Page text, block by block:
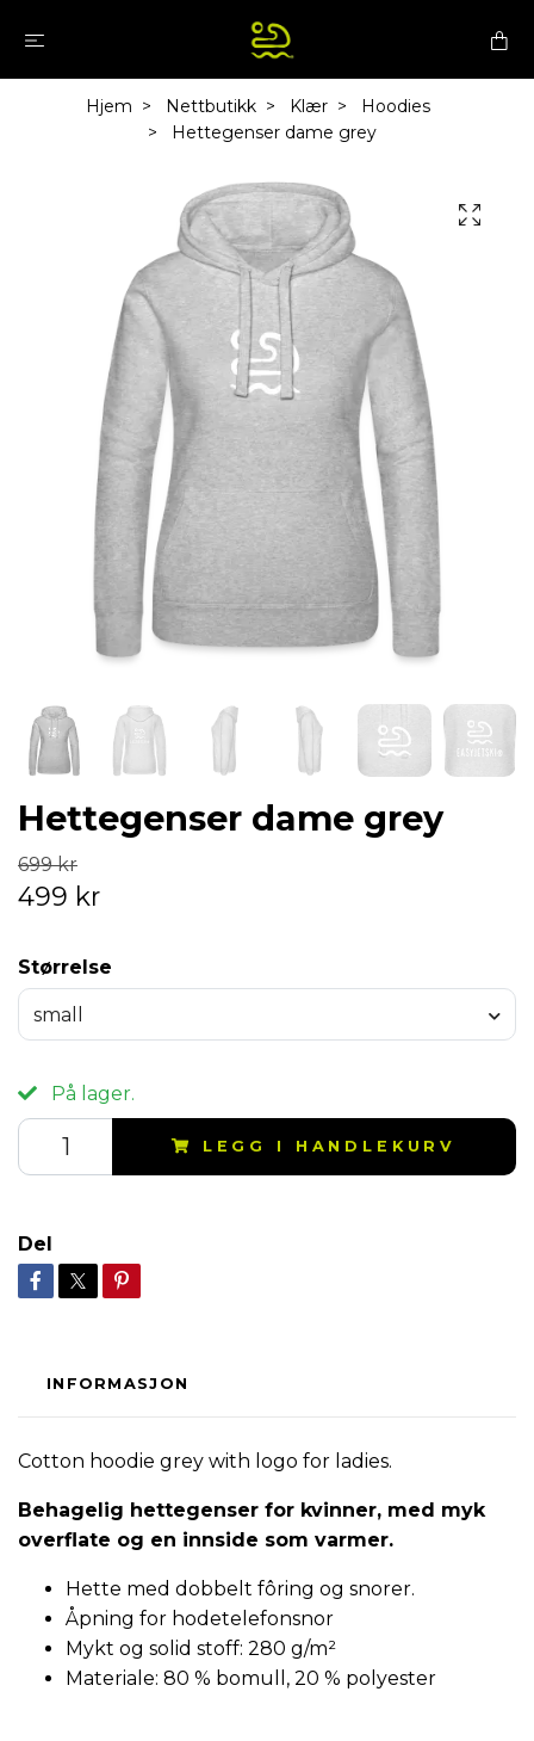
Hjem Nettbutikk Klær
Hoodies
Hettegenser dame grey
Hettegenser dame grey
699 kr
499 kr
Størrelse
small
På lager.
LEGG I HANDLEKURV
Del
INFORMASJON
Cotton hoodie grey with logo for ladies.
Behagelig hettegenser for kvinner, med myk
overflate og en innside som varmer.
Hette med dobbelt fôring og snorer.
Åpning for hodetelefonsnor
Mykt og solid stoff: 280 g/m²
Materiale: 80 % bomull, 20 % polyester